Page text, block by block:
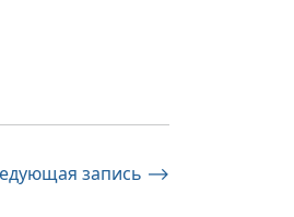
запись ⟶